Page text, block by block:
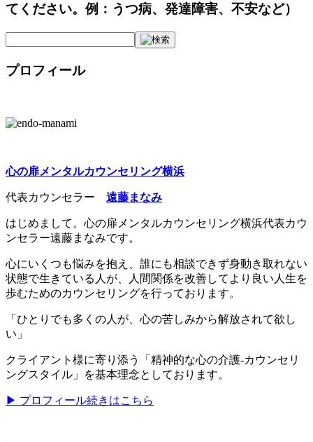
てください。例：うつ病、発達障害、不安など）
プロフィール
心の扉メンタルカウンセリング横浜
代表カウンセラー 遠藤まなみ
はじめまして。心の扉メンタルカウンセリング横浜代表カウ
ンセラー遠藤まなみです。
心にいくつも悩みを抱え、誰にも相談できず身動き取れない
状態で生きている人が、人間関係を改善してより良い人生を
歩むためのカウンセリングを行っております。
「ひとりでも多くの人が、心の苦しみから解放されて欲し
い」
クライアント様に寄り添う「精神的な心の介護-カウンセリ
ングスタイル」を基本理念としております。
▶ プロフィール続きはこちら